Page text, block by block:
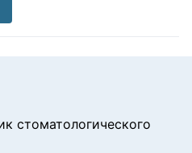
стоматологического